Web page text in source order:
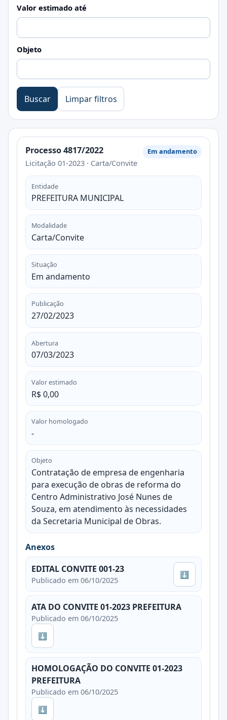
Valor estimado até
Objeto
Buscar Limpar filtros
Processo 4817/2022
Licitação 01-2023 · Carta/Convite
Em andamento
Entidade
PREFEITURA MUNICIPAL
Modalidade
Carta/Convite
Situação
Em andamento
Publicação
27/02/2023
Abertura
07/03/2023
Valor estimado
R$ 0,00
Valor homologado
-
Objeto
Contratação de empresa de engenharia
para execução de obras de reforma do
Centro Administrativo José Nunes de
Souza, em atendimento às necessidades
da Secretaria Municipal de Obras.
Anexos
EDITAL CONVITE 001-23
Publicado em 06/10/2025
⬇
ATA DO CONVITE 01-2023 PREFEITURA
Publicado em 06/10/2025
⬇
HOMOLOGAÇÃO DO CONVITE 01-2023
PREFEITURA
Publicado em 06/10/2025
⬇